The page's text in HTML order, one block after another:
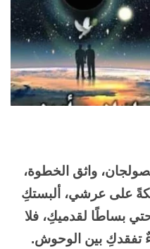
واثق الخطوة،
على عرشي، ألبستكِ
بساطًا لقدميكِ، فلا
تفقدكِ بين الوحوش.